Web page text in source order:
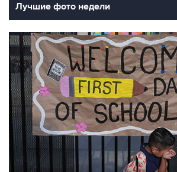
Лучшие фото недели